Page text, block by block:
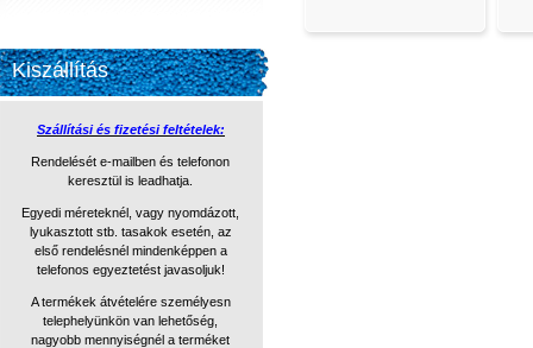
Kiszállítás
Szállítási és fizetési feltételek:
Rendelését e-mailben és telefonon
keresztül is leadhatja.
Egyedi méreteknél, vagy nyomdázott,
lyukasztott stb. tasakok esetén, az
első rendelésnél mindenképpen a
telefonos egyeztetést javasoljuk!
A termékek átvételére személyesn
telephelyünkön van lehetőség,
nagyobb mennyiségnél a terméket